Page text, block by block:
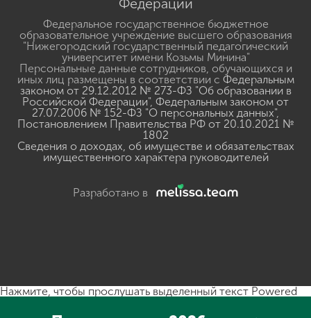
Федерации
Федеральное государственное бюджетное
образовательное учреждение высшего образования
"Нижегородский государственный педагогический
университет имени Козьмы Минина"
Персональные данные сотрудников, обучающихся и
иных лиц размещены в соответствии с Федеральным
законом от 29.12.2012 № 273-ФЗ "Об образовании в
Российской Федерации", Федеральным законом от
27.07.2006 № 152-ФЗ "О персональных данных",
Постановлением Правительства РФ от 20.10.2021 №
1802
Сведения о доходах, об имуществе и обязательствах
имущественного характера руководителей
Разработано в
Нажмите, чтобы прослушать выделенный текст Powered